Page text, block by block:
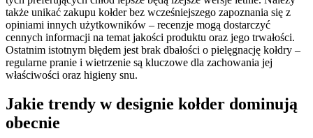
także unikać zakupu kołder bez wcześniejszego zapoznania się z
opiniami innych użytkowników – recenzje mogą dostarczyć
cennych informacji na temat jakości produktu oraz jego trwałości.
Ostatnim istotnym błędem jest brak dbałości o pielęgnację kołdry –
regularne pranie i wietrzenie są kluczowe dla zachowania jej
właściwości oraz higieny snu.
Jakie trendy w designie kołder dominują
obecnie